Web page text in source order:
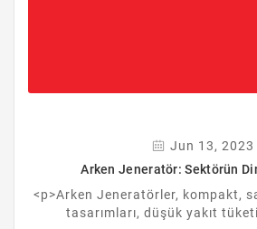
Jun 13, 2023
Arken Jeneratör: Sektörün
<p>Arken Jeneratörler, kompakt,
tasarımları, düşük yakıt